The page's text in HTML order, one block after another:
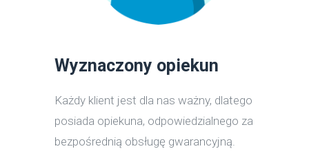
Wyznaczony opiekun
Każdy klient jest dla nas ważny, dlatego
posiada opiekuna, odpowiedzialnego za
bezpośrednią obsługę gwarancyjną.